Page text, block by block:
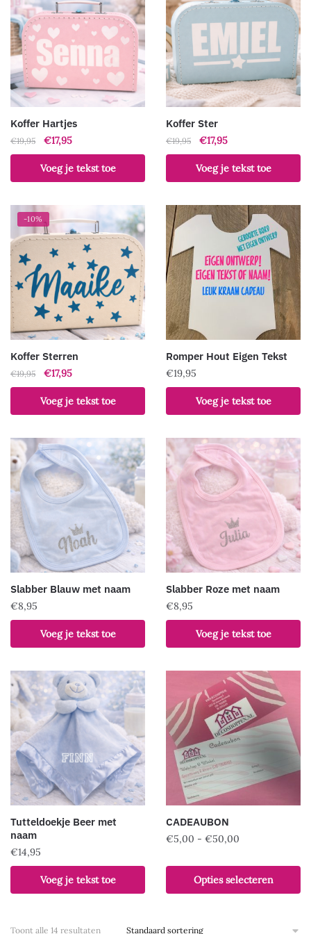
Koffer Hartjes
€19,95
Oorspronkelijke
prijs
was:
€19,95.
€17,95Huidige
prijs
is:
€17,95.
Voeg je tekst toe
Koffer Ster
€19,95
Oorspronkelijke
prijs
was:
€19,95.
€17,95Huidige
prijs
is:
€17,95.
Voeg je tekst toe
-10%
Koffer Sterren
€19,95
Oorspronkelijke
prijs
was:
€19,95.
€17,95Huidige
prijs
is:
€17,95.
Voeg je tekst toe
Romper Hout Eigen Tekst
€19,95
Voeg je tekst toe
Slabber Blauw met naam
€8,95
Voeg je tekst toe
Slabber Roze met naam
€8,95
Voeg je tekst toe
Tutteldoekje Beer met
naam
€14,95
Voeg je tekst toe
product
meerdere
CADEAUBON
€5,00 - €50,00
tot
€50,00
Opties selecteren
product
heeft
variaties.
Toont alle 14 resultaten